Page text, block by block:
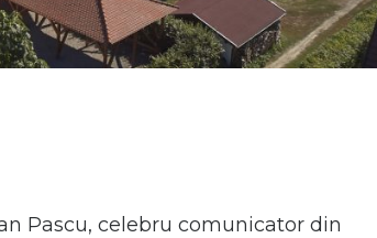
Pascu, celebru comunicator din